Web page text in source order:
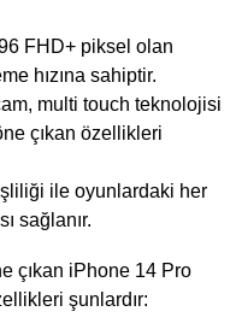
FHD+ piksel olan
hızına sahiptir.
multi touch teknolojisi
çıkan özellikleri
ile oyunlardaki her
sağlanır.
çıkan iPhone 14 Pro
şunlardır: